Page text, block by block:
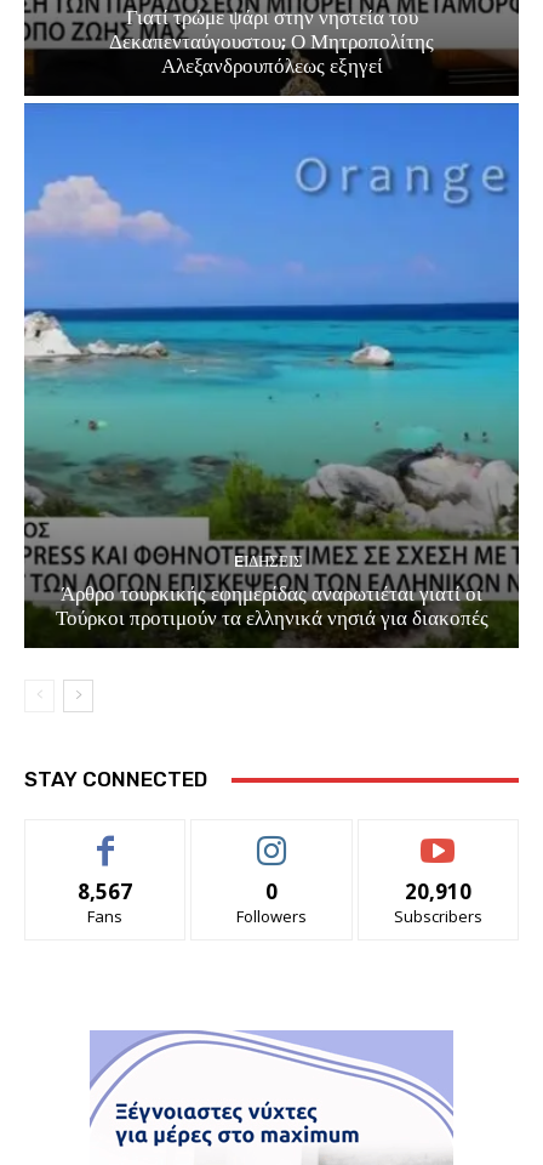
Γιατί τρώμε ψάρι στην νηστεία του
Δεκαπενταύγουστου; Ο Μητροπολίτης
Αλεξανδρουπόλεως εξηγεί
EΙΔΗΣΕΙΣ
Άρθρο τουρκικής εφημερίδας αναρωτιέται γιατί οι
Τούρκοι προτιμούν τα ελληνικά νησιά για διακοπές
STAY CONNECTED
8,567
Fans
0
Followers
20,910
Subscribers